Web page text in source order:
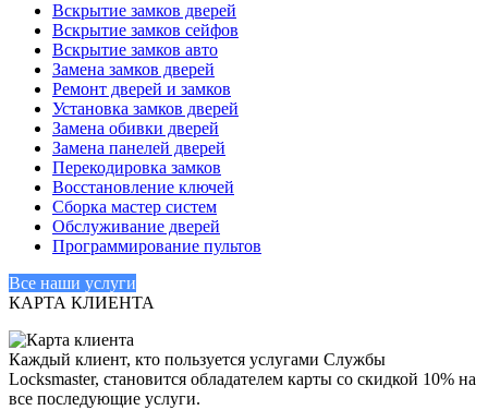
Вскрытие замков дверей
Вскрытие замков сейфов
Вскрытие замков авто
Замена замков дверей
Ремонт дверей и замков
Установка замков дверей
Замена обивки дверей
Замена панелей дверей
Перекодировка замков
Восстановление ключей
Сборка мастер систем
Обслуживание дверей
Программирование пультов
Все наши услуги
КАРТА КЛИЕНТА
Каждый клиент, кто пользуется услугами Cлужбы
Locksmaster, становится обладателем карты со скидкой 10% на
все последующие услуги.